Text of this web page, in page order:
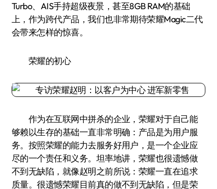
Turbo、AIS手持超级夜景，甚至8GB RAM的基础
上，作为跨代产品，我们也非常期待荣耀Magic二代
会带来怎样的惊喜。
荣耀的初心
作为在互联网中拼杀的企业，荣耀对于自己能
够赖以生存的基础一直非常明确：产品是为用户服
务。按照荣耀的能力去服务好用户，是一个企业应
尽的一个责任和义务。坦率地讲，荣耀也很遗憾做
不到无缺陷，就像赵明之前所说：荣耀一直在追求
质量。很遗憾荣耀目前真的做不到无缺陷，但是荣